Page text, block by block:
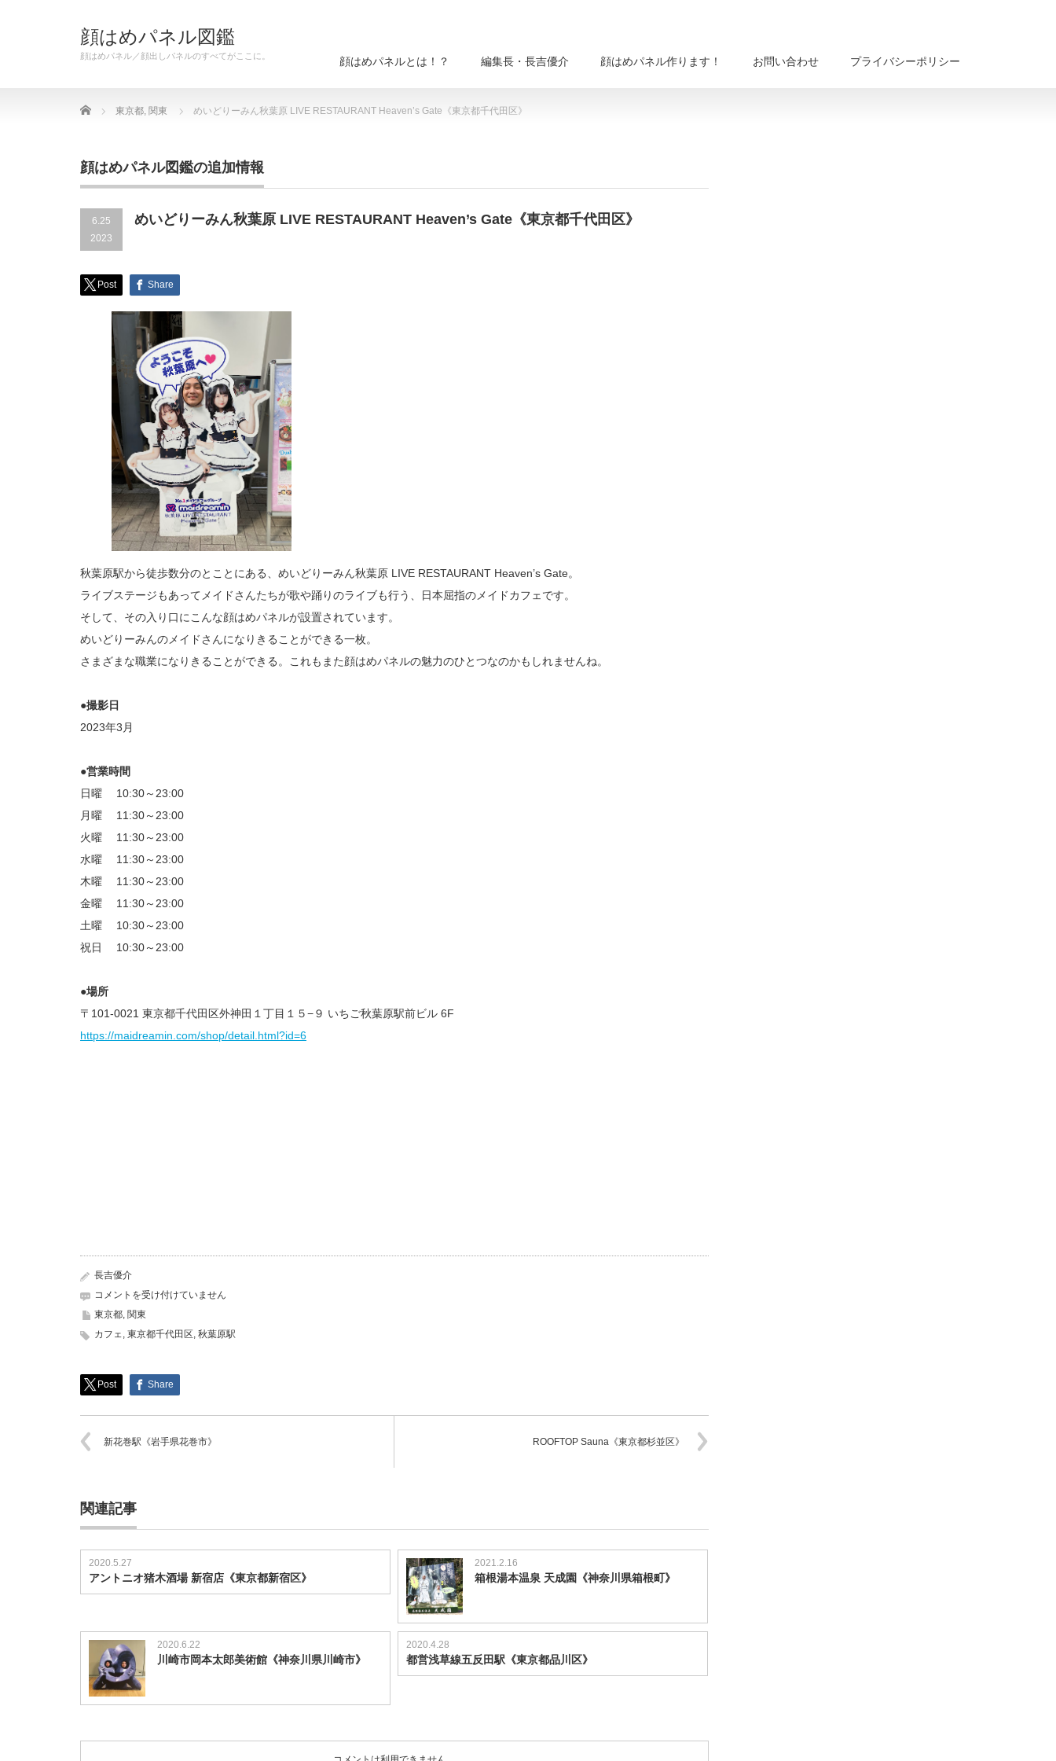
顔はめパネル図鑑
顔はめパネル／顔出しパネルのすべてがここに。 顔はめパネルとは！？ 編集長・長吉優介 顔はめパネル作ります！ お問い合わせ プライバシーポリシー
Home 東京都, 関東 めいどりーみん秋葉原 LIVE RESTAURANT Heaven’s Gate《東京都千代田区》
顔はめパネル図鑑の追加情報
6.25
2023
めいどりーみん秋葉原 LIVE RESTAURANT Heaven’s Gate《東京都千代田区》
Post Share
秋葉原駅から徒歩数分のとことにある、めいどりーみん秋葉原 LIVE RESTAURANT Heaven’s Gate。
ライブステージもあってメイドさんたちが歌や踊りのライブも行う、日本屈指のメイドカフェです。
そして、その入り口にこんな顔はめパネルが設置されています。
めいどりーみんのメイドさんになりきることができる一枚。
さまざまな職業になりきることができる。これもまた顔はめパネルの魅力のひとつなのかもしれませんね。
●撮影日
2023年3月
●営業時間
日曜 10:30～23:00
月曜 11:30～23:00
火曜 11:30～23:00
水曜 11:30～23:00
木曜 11:30～23:00
金曜 11:30～23:00
土曜 10:30～23:00
祝日 10:30～23:00
●場所
〒101-0021 東京都千代田区外神田１丁目１５−９ いちご秋葉原駅前ビル 6F
https://maidreamin.com/shop/detail.html?id=6
長吉優介
め
い
り
ん
秋
葉
LIVE
京
都
千
代
田
区》
は
コメントを受け付けていません
東京都, 関東
カフェ, 東京都千代田区, 秋葉原駅
Post Share
新花巻駅《岩手県花巻市》 ROOFTOP Sauna《東京都杉並区》
関連記事
2020.5.27
アントニオ猪木酒場 新宿店《東京都新宿区》
2021.2.16
箱根湯本温泉 天成園《神奈川県箱根町》
2020.6.22
川崎市岡本太郎美術館《神奈川県川崎市》
2020.4.28
都営浅草線五反田駅《東京都品川区》